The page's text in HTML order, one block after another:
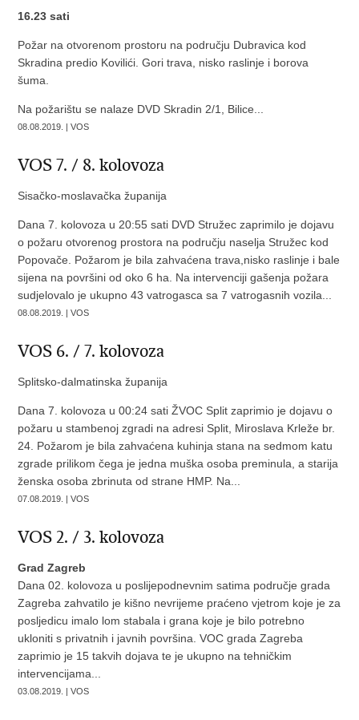
16.23 sati
Požar na otvorenom prostoru na području Dubravica kod
Skradina predio Kovilići. Gori trava, nisko raslinje i borova
šuma.
Na požarištu se nalaze DVD Skradin 2/1, Bilice...
08.08.2019. | VOS
VOS 7. / 8. kolovoza
Sisačko-moslavačka županija
Dana 7. kolovoza u 20:55 sati DVD Stružec zaprimilo je dojavu
o požaru otvorenog prostora na području naselja Stružec kod
Popovače. Požarom je bila zahvaćena trava,nisko raslinje i bale
sijena na površini od oko 6 ha. Na intervenciji gašenja požara
sudjelovalo je ukupno 43 vatrogasca sa 7 vatrogasnih vozila...
08.08.2019. | VOS
VOS 6. / 7. kolovoza
Splitsko-dalmatinska županija
Dana 7. kolovoza u 00:24 sati ŽVOC Split zaprimio je dojavu o
požaru u stambenoj zgradi na adresi Split, Miroslava Krleže br.
24. Požarom je bila zahvaćena kuhinja stana na sedmom katu
zgrade prilikom čega je jedna muška osoba preminula, a starija
ženska osoba zbrinuta od strane HMP. Na...
07.08.2019. | VOS
VOS 2. / 3. kolovoza
Grad Zagreb
Dana 02. kolovoza u poslijepodnevnim satima područje grada
Zagreba zahvatilo je kišno nevrijeme praćeno vjetrom koje je za
posljedicu imalo lom stabala i grana koje je bilo potrebno
ukloniti s privatnih i javnih površina. VOC grada Zagreba
zaprimio je 15 takvih dojava te je ukupno na tehničkim
intervencijama...
03.08.2019. | VOS